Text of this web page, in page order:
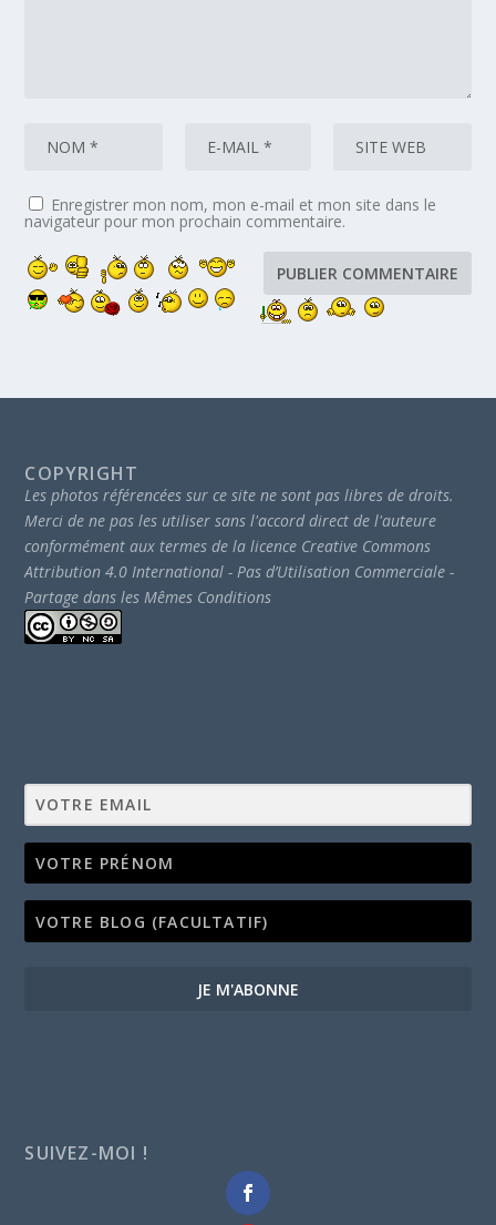
Enregistrer mon nom, mon e-mail et mon site dans le
navigateur pour mon prochain commentaire.
COPYRIGHT
Les photos référencées sur ce site ne sont pas libres de droits.
Merci de ne pas les utiliser sans l'accord direct de l'auteure
conformément aux termes de la licence Creative Commons
Attribution 4.0 International - Pas d’Utilisation Commerciale -
Partage dans les Mêmes Conditions
JE M'ABONNE
SUIVEZ-MOI !